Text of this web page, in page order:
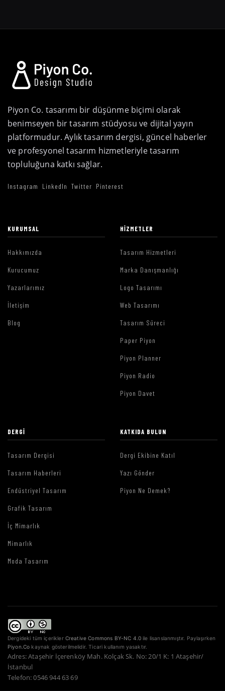
Piyon Co. tasarımı bir düşünme biçimi olarak
benimseyen bir tasarım stüdyosu ve dijital yayın
platformudur. Aylık tasarım dergisi, güncel haberler
ve profesyonel tasarım hizmetleriyle tasarım
topluluğuna katkı sağlar.
Instagram LinkedIn Twitter Pinterest
KURUMSAL
Hakkımızda
Kurucumuz
Yazarlarımız
İletişim
Blog
HIZMETLER
Tasarım Hizmetleri
Marka Danışmanlığı
Logo Tasarımı
Web Tasarımı
Tasarım Süreci
Paper Piyon
Piyon Planner
Piyon Radio
Piyon Davet
DERGI
Tasarım Dergisi
Tasarım Haberleri
Endüstriyel Tasarım
Grafik Tasarım
İç Mimarlık
Mimarlık
Moda Tasarım
KATKIDA BULUN
Dergi Ekibine Katıl
Yazı Gönder
Piyon Ne Demek?
Dergideki tüm içerikler Creative Commons BY-NC 4.0 ile lisanslanmıştır. Paylaşırken
Piyon.Co kaynak gösterilmelidir. Ticari kullanım yasaktır.
Adres: Ataşehir İçerenköy Mah. Kolçak Sk. No: 20/1 K: 1 Ataşehir/
İstanbul
Telefon: 0546 944 63 69